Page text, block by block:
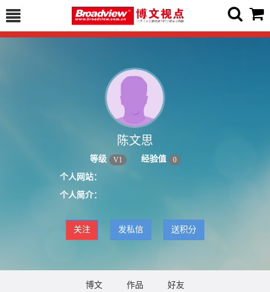
陈文思
等级 V1 经验值 0
个人网站：
个人简介：
关注 发私信 送积分
博文 作品 好友